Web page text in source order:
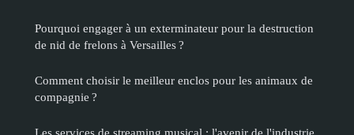
Pourquoi engager à un exterminateur pour la destruction
de nid de frelons à Versailles ?
Comment choisir le meilleur enclos pour les animaux de
compagnie ?
Les services de streaming musical : l'avenir de l'industrie